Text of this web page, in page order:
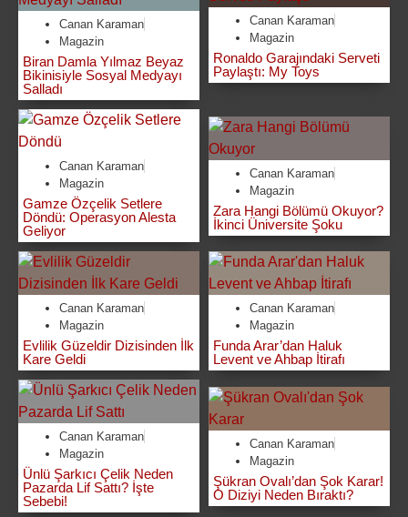
Canan Karaman
Magazin
Biran Damla Yılmaz Beyaz
Bikinisiyle Sosyal Medyayı
Salladı
Canan Karaman
Magazin
Ronaldo Garajındaki Serveti
Paylaştı: My Toys
Canan Karaman
Magazin
Gamze Özçelik Setlere
Döndü: Operasyon Alesta
Geliyor
Canan Karaman
Magazin
Zara Hangi Bölümü Okuyor?
İkinci Üniversite Şoku
Canan Karaman
Magazin
Evlilik Güzeldir Dizisinden İlk
Kare Geldi
Canan Karaman
Magazin
Funda Arar’dan Haluk
Levent ve Ahbap İtirafı
Canan Karaman
Magazin
Ünlü Şarkıcı Çelik Neden
Pazarda Lif Sattı? İşte
Sebebi!
Canan Karaman
Magazin
Şükran Ovalı’dan Şok Karar!
O Diziyi Neden Bıraktı?